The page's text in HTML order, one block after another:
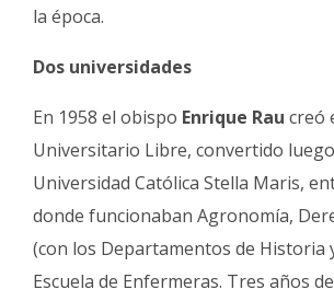
la época.
Dos universidades
En 1958 el obispo Enrique Rau creó
Universitario Libre, convertido
Universidad Católica Stella Maris,
donde funcionaban Agronomía,
(con los Departamentos de Historia
Escuela de Enfermeras. Tres años